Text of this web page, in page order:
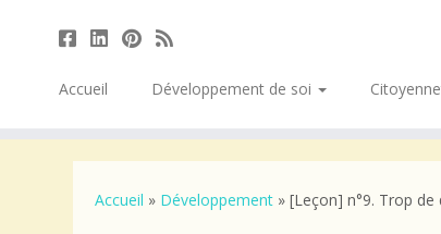
Accueil Développement de soi
Accueil » Développement » [Leçon] n°9. Trop de